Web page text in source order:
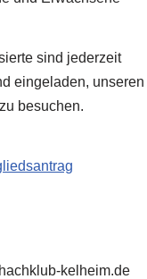
sind jederzeit
eingeladen, unseren
besuchen.
kelheim.de